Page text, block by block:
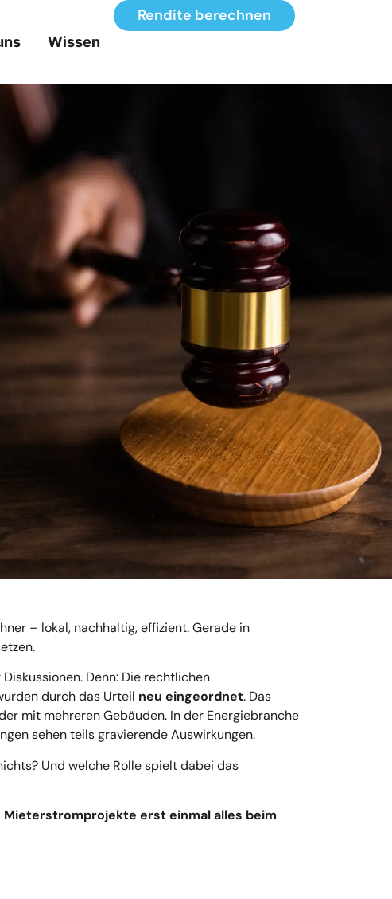
Wissen
Rendite berechnen
– lokal, nachhaltig, effizient. Gerade in
Denn: Die rechtlichen
durch das Urteil neu eingeordnet. Das
mit mehreren Gebäuden. In der Energiebranche
sehen teils gravierende Auswirkungen.
Und welche Rolle spielt dabei das
Mieterstromprojekte erst einmal alles beim